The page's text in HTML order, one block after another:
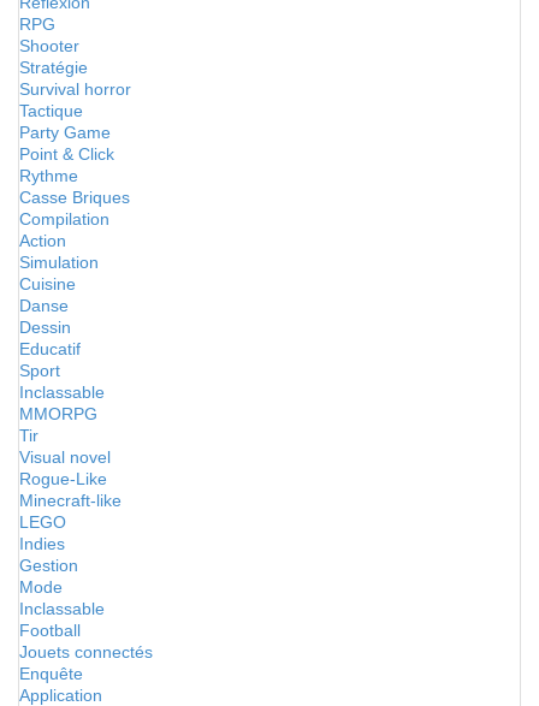
RPG
Shooter
Stratégie
Survival horror
Tactique
Party Game
Point & Click
Rythme
Casse Briques
Compilation
Action
Simulation
Cuisine
Danse
Dessin
Educatif
Sport
Inclassable
MMORPG
Tir
Visual novel
Rogue-Like
Minecraft-like
LEGO
Indies
Gestion
Mode
Inclassable
Football
Jouets connectés
Enquête
Application